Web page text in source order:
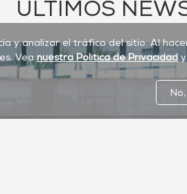
ÚLTIMOS
y analizar el tráfico del sitio. Al
Veanuestra Política de Privacidad